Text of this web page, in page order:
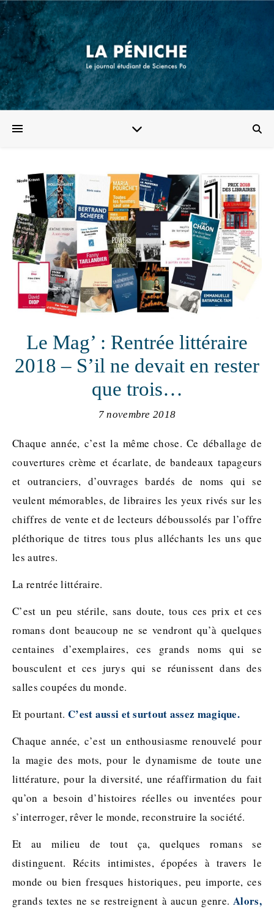
Le Mag’ : Rentrée littéraire
2018 – S’il ne devait en rester
que trois…
7 novembre 2018
Chaque année, c’est la même chose. Ce déballage de
couvertures crème et écarlate, de bandeaux tapageurs
et outranciers, d’ouvrages bardés de noms qui se
veulent mémorables, de libraires les yeux rivés sur les
chiffres de vente et de lecteurs déboussolés par l’offre
pléthorique de titres tous plus alléchants les uns que
les autres.
La rentrée littéraire.
C’est un peu stérile, sans doute, tous ces prix et ces
romans dont beaucoup ne se vendront qu’à quelques
centaines d’exemplaires, ces grands noms qui se
bousculent et ces jurys qui se réunissent dans des
salles coupées du monde.
Et pourtant. C’est aussi et surtout assez magique.
Chaque année, c’est un enthousiasme renouvelé pour
la magie des mots, pour le dynamisme de toute une
littérature, pour la diversité, une réaffirmation du fait
qu’on a besoin d’histoires réelles ou inventées pour
s’interroger, rêver le monde, reconstruire la société.
Et au milieu de tout ça, quelques romans se
distinguent. Récits intimistes, épopées à travers le
monde ou bien fresques historiques, peu importe, ces
grands textes ne se restreignent à aucun genre. Alors,